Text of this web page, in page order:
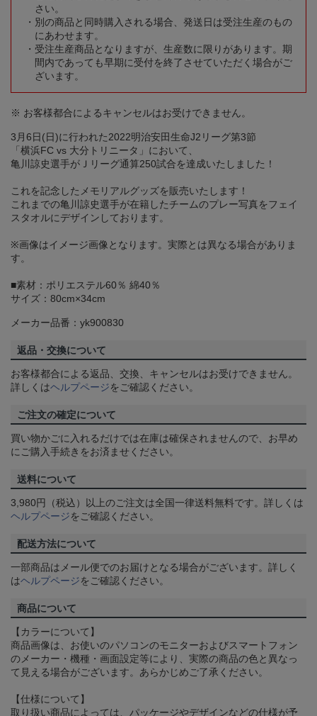
さい。
別の商品と同時購入される場合、発送日は受注生産のもの
にあわせます。
受注生産商品となりますが、生産数に限りがあります。期
間内であっても早期に受付を終了させていただく場合がご
ざいます。
※ お客様都合によるキャンセルはお受けできません。
3月6日(日)に行われた2022明治安田生命J2リーグ第3節
「横浜FC vs 大分トリニータ」において、
亀川諒史選手がＪリーグ通算250試合を達成いたしました！
これを記念したメモリアルグッズを販売いたします！
これまでの亀川諒史選手が在籍したチームのプレー写真をフェイ
スタオルにデザインしております。
※画像はイメージ画像となります。実際とは異なる場合がありま
す。
■素材：ポリエステル60％ 綿40％
サイズ：80cm×34cm
メーカー品番：yk900830
返品・交換について
お客様都合による返品、交換、キャンセルはお受けできません。
詳しくはヘルプページをご確認ください。
ご注文の確定について
買い物かごに入れるだけでは在庫は確保されませんので、お早め
にご購入手続きをお済ませください。
送料について
3,980円（税込）以上のご注文は全国一律送料無料です。詳しくは
ヘルプページをご確認ください。
配送方法について
一部商品はメール便でのお届けとなる場合がございます。詳しく
はヘルプページをご確認ください。
商品について
【カラーについて】
商品画像は、お使いのパソコンのモニターおよびスマートフォン
のメーカー・機種・画面設定等により、実際の商品の色と異なっ
て見える場合がございます。あらかじめご了承ください。
【仕様について】
取り扱い商品によっては、パッケージやデザインなどの仕様が予